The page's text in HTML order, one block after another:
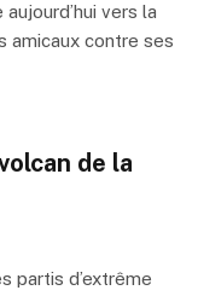
vers la
amicaux contre ses
de la
partis d’extrême